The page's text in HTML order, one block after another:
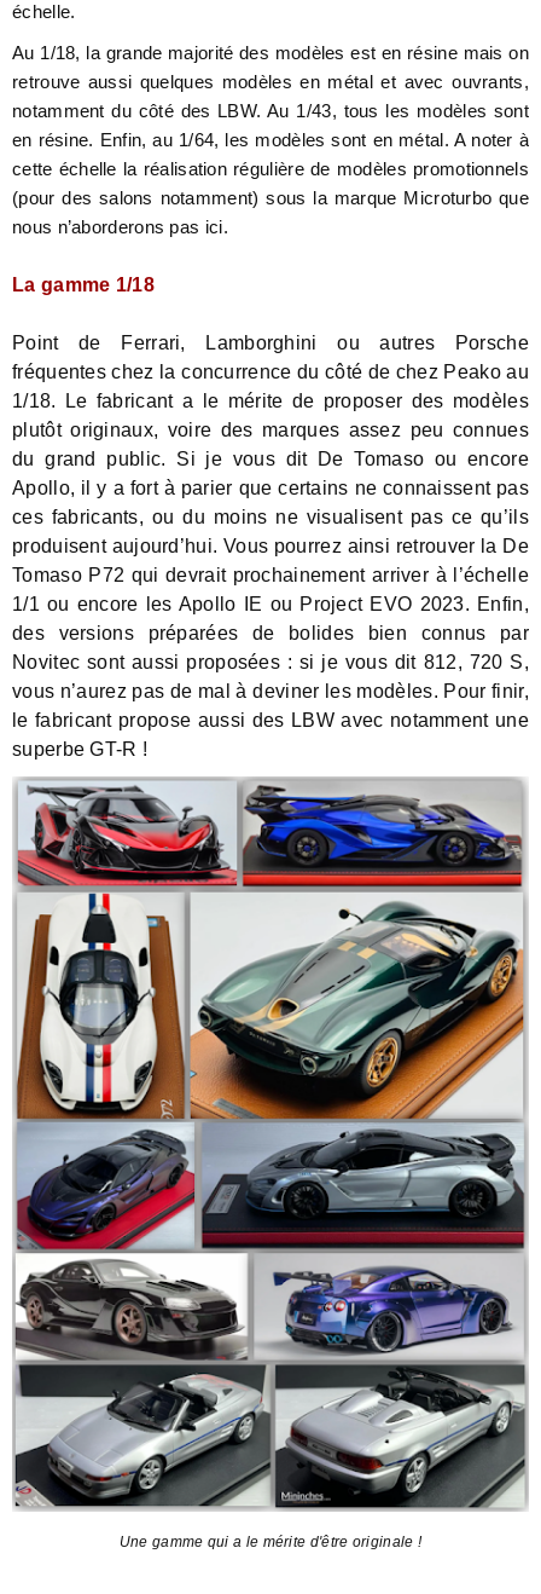
échelle.
Au 1/18, la grande majorité des modèles est en résine mais on
retrouve aussi quelques modèles en métal et avec ouvrants,
notamment du côté des LBW. Au 1/43, tous les modèles sont
en résine. Enfin, au 1/64, les modèles sont en métal. A noter à
cette échelle la réalisation régulière de modèles promotionnels
(pour des salons notamment) sous la marque Microturbo que
nous n’aborderons pas ici.
La gamme 1/18
Point de Ferrari, Lamborghini ou autres Porsche
fréquentes chez la concurrence du côté de chez Peako au
1/18. Le fabricant a le mérite de proposer des modèles
plutôt originaux, voire des marques assez peu connues
du grand public. Si je vous dit De Tomaso ou encore
Apollo, il y a fort à parier que certains ne connaissent pas
ces fabricants, ou du moins ne visualisent pas ce qu’ils
produisent aujourd’hui. Vous pourrez ainsi retrouver la De
Tomaso P72 qui devrait prochainement arriver à l’échelle
1/1 ou encore les Apollo IE ou Project EVO 2023. Enfin,
des versions préparées de bolides bien connus par
Novitec sont aussi proposées : si je vous dit 812, 720 S,
vous n’aurez pas de mal à deviner les modèles. Pour finir,
le fabricant propose aussi des LBW avec notamment une
superbe GT-R !
Une gamme qui a le mérite d'être originale !